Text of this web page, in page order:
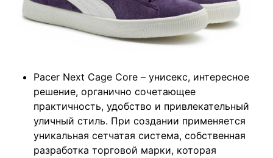
Pacer Next Cage Core – унисекс, интересное
решение, органично сочетающее
практичность, удобство и привлекательный
уличный стиль. При создании применяется
уникальная сетчатая система, собственная
разработка торговой марки, которая